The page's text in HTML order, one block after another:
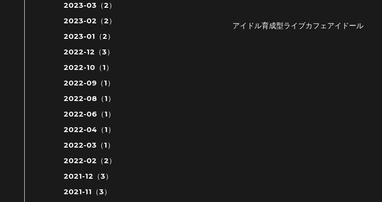
アイドル育成型ライブカフェアイドール
2023-03（2）
2023-02（2）
2023-01（2）
2022-12（3）
2022-10（1）
2022-09（1）
2022-08（1）
2022-06（1）
2022-04（1）
2022-03（1）
2022-02（2）
2021-12（3）
2021-11（3）